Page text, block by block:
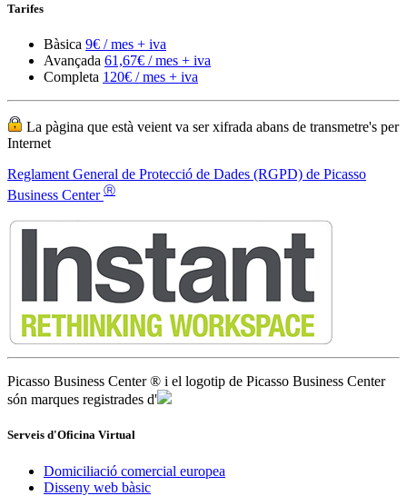
Tarifes
Bàsica 9€ / mes + iva
Avançada 61,67€ / mes + iva
Completa 120€ / mes + iva
La pàgina que està veient va ser xifrada abans de transmetre's per
Internet
Reglament General de Protecció de Dades (RGPD) de Picasso
Business Center Ⓡ
Picasso Business Center ® i el logotip de Picasso Business Center
són marques registrades d'
Serveis d'Oficina Virtual
Domiciliació comercial europea
Disseny web bàsic